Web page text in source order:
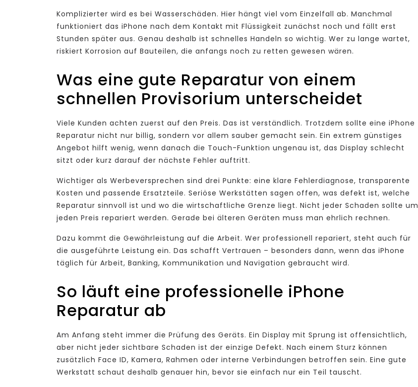
Komplizierter wird es bei Wasserschäden. Hier hängt viel vom Einzelfall ab. Manchmal
funktioniert das iPhone nach dem Kontakt mit Flüssigkeit zunächst noch und fällt erst
Stunden später aus. Genau deshalb ist schnelles Handeln so wichtig. Wer zu lange wartet,
riskiert Korrosion auf Bauteilen, die anfangs noch zu retten gewesen wären.
Was eine gute Reparatur von einem
schnellen Provisorium unterscheidet
Viele Kunden achten zuerst auf den Preis. Das ist verständlich. Trotzdem sollte eine iPhone
Reparatur nicht nur billig, sondern vor allem sauber gemacht sein. Ein extrem günstiges
Angebot hilft wenig, wenn danach die Touch-Funktion ungenau ist, das Display schlecht
sitzt oder kurz darauf der nächste Fehler auftritt.
Wichtiger als Werbeversprechen sind drei Punkte: eine klare Fehlerdiagnose, transparente
Kosten und passende Ersatzteile. Seriöse Werkstätten sagen offen, was defekt ist, welche
Reparatur sinnvoll ist und wo die wirtschaftliche Grenze liegt. Nicht jeder Schaden sollte um
jeden Preis repariert werden. Gerade bei älteren Geräten muss man ehrlich rechnen.
Dazu kommt die Gewährleistung auf die Arbeit. Wer professionell repariert, steht auch für
die ausgeführte Leistung ein. Das schafft Vertrauen – besonders dann, wenn das iPhone
täglich für Arbeit, Banking, Kommunikation und Navigation gebraucht wird.
So läuft eine professionelle iPhone
Reparatur ab
Am Anfang steht immer die Prüfung des Geräts. Ein Display mit Sprung ist offensichtlich,
aber nicht jeder sichtbare Schaden ist der einzige Defekt. Nach einem Sturz können
zusätzlich Face ID, Kamera, Rahmen oder interne Verbindungen betroffen sein. Eine gute
Werkstatt schaut deshalb genauer hin, bevor sie einfach nur ein Teil tauscht.